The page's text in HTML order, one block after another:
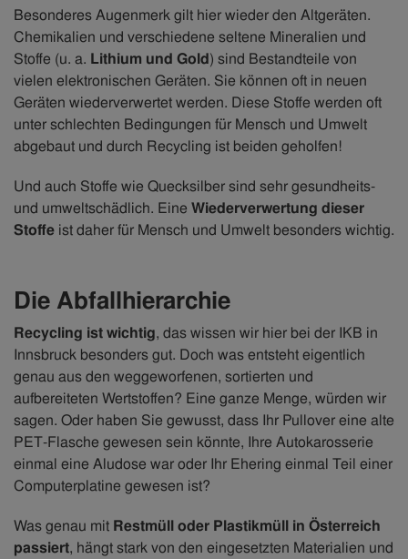
Besonderes Augenmerk gilt hier wieder den Altgeräten.
Chemikalien und verschiedene seltene Mineralien und
Stoffe (u. a. Lithium und Gold) sind Bestandteile von
vielen elektronischen Geräten. Sie können oft in neuen
Geräten wiederverwertet werden. Diese Stoffe werden oft
unter schlechten Bedingungen für Mensch und Umwelt
abgebaut und durch Recycling ist beiden geholfen!
Und auch Stoffe wie Quecksilber sind sehr gesundheits-
und umweltschädlich. Eine Wiederverwertung dieser
Stoffe ist daher für Mensch und Umwelt besonders wichtig.
Die Abfallhierarchie
Recycling ist wichtig, das wissen wir hier bei der IKB in
Innsbruck besonders gut. Doch was entsteht eigentlich
genau aus den weggeworfenen, sortierten und
aufbereiteten Wertstoffen? Eine ganze Menge, würden wir
sagen. Oder haben Sie gewusst, dass Ihr Pullover eine alte
PET-Flasche gewesen sein könnte, Ihre Autokarosserie
einmal eine Aludose war oder Ihr Ehering einmal Teil einer
Computerplatine gewesen ist?
Was genau mit Restmüll oder Plastikmüll in Österreich
passiert, hängt stark von den eingesetzten Materialien und